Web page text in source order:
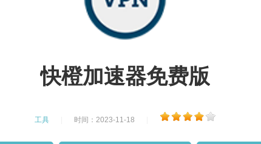
快橙加速器免费版
工具 时间：2023-11-18